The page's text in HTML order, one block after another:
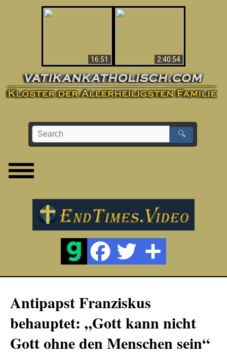
16:51
2:40:54
🔍
Antipapst Franziskus
behauptet: „Gott kann nicht
Gott ohne den Menschen sein“